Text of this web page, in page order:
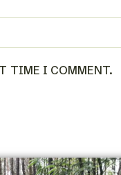
TIME I COMMENT.